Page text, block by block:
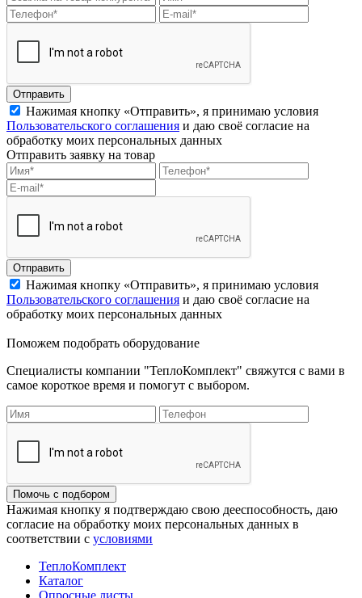
Отправить
Нажимая кнопку «Отправить», я принимаю условия
Пользовательского соглашения и даю своё согласие на
обработку моих персональных данных
Отправить заявку на товар
Отправить
Нажимая кнопку «Отправить», я принимаю условия
Пользовательского соглашения и даю своё согласие на
обработку моих персональных данных
Поможем подобрать оборудование
Специалисты компании "ТеплоКомплект" свяжутся с вами в
самое короткое время и помогут с выбором.
Помочь с подбором
Нажимая кнопку я подтверждаю свою дееспособность, даю
согласие на обработку моих персональных данных в
соответствии с условиями
ТеплоКомплект
Каталог
Опросные листы